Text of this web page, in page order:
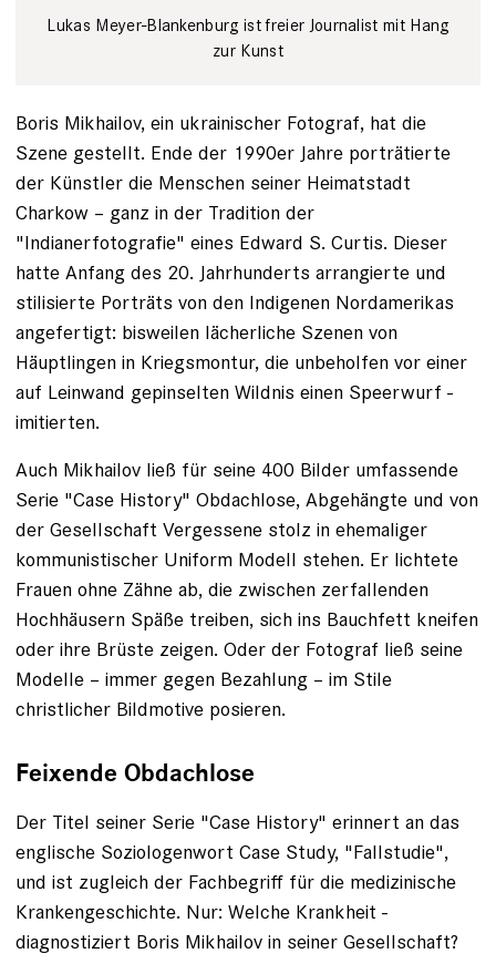
Lukas Meyer-Blankenburg ist freier Journalist mit Hang
zur Kunst
Boris Mikhailov, ein ukrainischer Fotograf, hat die
Szene gestellt. Ende der 1990er Jahre porträtierte
der Künstler die Menschen seiner Heimatstadt
Charkow – ganz in der Tradition der
"Indianerfotografie" eines Edward S. Curtis. Dieser
hatte Anfang des 20. Jahrhunderts arrangierte und
stilisierte Porträts von den Indigenen Nordamerikas
angefertigt: bisweilen lächer­liche Szenen von
Häuptlingen in Kriegsmontur, die unbeholfen vor einer
auf Leinwand gepinselten Wildnis einen Speerwurf ­
imitierten.
Auch Mikhailov ließ für seine 400 Bilder umfassende
Serie "Case History" Obdachlose, Abgehängte und von
der Gesellschaft Vergessene stolz in ehemaliger
kommunistischer Uniform Modell stehen. Er ­lichtete
Frauen ohne Zähne ab, die zwischen zer­fallenden
Hochhäusern Späße treiben, sich ins Bauchfett kneifen
oder ihre Brüste ­zeigen. Oder der Fotograf ließ seine
Modelle – immer gegen Bezahlung – im Stile
christlicher Bildmotive posieren.
Feixende Obdachlose
Der Titel seiner Serie "Case History" erinnert an das
englische Soziologenwort Case Study, "Fallstudie",
und ist zugleich der Fachbegriff für die medizinische
Krankengeschichte. Nur: Welche Krankheit ­
diagnostiziert Boris Mikhailov in seiner Gesellschaft?